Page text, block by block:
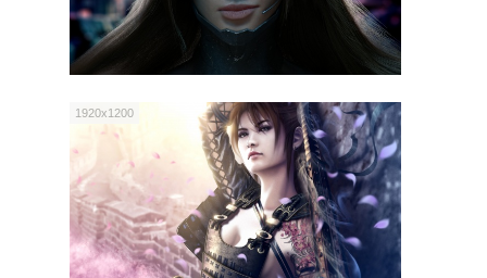
1920x1200